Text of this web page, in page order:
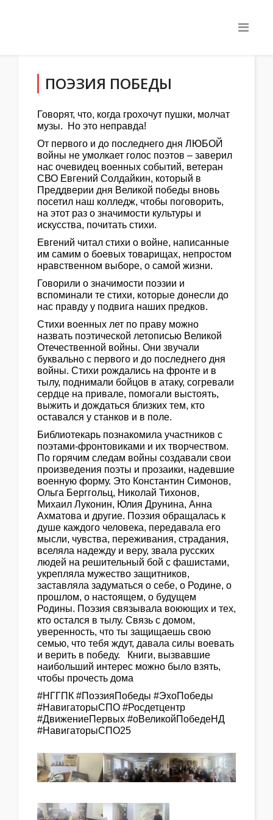
ПОЭЗИЯ ПОБЕДЫ
Говорят, что, когда грохочут пушки, молчат
музы. Но это неправда!
От первого и до последнего дня ЛЮБОЙ
войны не умолкает голос поэтов – заверил
нас очевидец военных событий, ветеран
СВО Евгений Солдайкин, который в
Преддверии дня Великой победы вновь
посетил наш колледж, чтобы поговорить,
на этот раз о значимости культуры и
искусства, почитать стихи.
Евгений читал стихи о войне, написанные
им самим о боевых товарищах, непростом
нравственном выборе, о самой жизни.
Говорили о значимости поэзии и
вспоминали те стихи, которые донесли до
нас правду у подвига наших предков.
Стихи военных лет по праву можно
назвать поэтической летописью Великой
Отечественной войны. Они звучали
буквально с первого и до последнего дня
войны. Стихи рождались на фронте и в
тылу, поднимали бойцов в атаку, согревали
сердце на привале, помогали выстоять,
выжить и дождаться близких тем, кто
оставался у станков и в поле.
Библиотекарь познакомила участников с
поэтами-фронтовиками и их творчеством.
По горячим следам войны создавали свои
произведения поэты и прозаики, надевшие
военную форму. Это Константин Симонов,
Ольга Берггольц, Николай Тихонов,
Михаил Луконин, Юлия Друнина, Анна
Ахматова и другие. Поэзия обращалась к
душе каждого человека, передавала его
мысли, чувства, переживания, страдания,
вселяла надежду и веру, звала русских
людей на решительный бой с фашистами,
укрепляла мужество защитников,
заставляла задуматься о себе, о Родине, о
прошлом, о настоящем, о будущем
Родины. Поэзия связывала воюющих и тех,
кто остался в тылу. Связь с домом,
уверенность, что ты защищаешь свою
семью, что тебя ждут, давала силы воевать
и верить в победу. Книги, вызвавшие
наибольший интерес можно было взять,
чтобы прочесть дома
#НГГПК #ПоэзияПобеды #ЭхоПобеды
#НавигаторыСПО #Росдетцентр
#ДвижениеПервых #оВеликойПобедеНД
#НавигаторыСПО25